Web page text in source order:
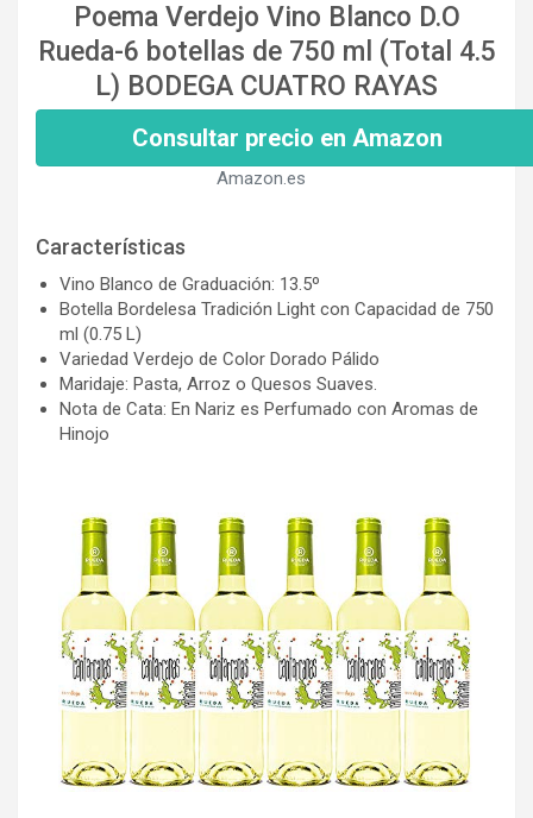
Poema Verdejo Vino Blanco D.O
Rueda-6 botellas de 750 ml (Total 4.5
L) BODEGA CUATRO RAYAS
Consultar precio en Amazon
Amazon.es
Características
Vino Blanco de Graduación: 13.5º
Botella Bordelesa Tradición Light con Capacidad de 750
ml (0.75 L)
Variedad Verdejo de Color Dorado Pálido
Maridaje: Pasta, Arroz o Quesos Suaves.
Nota de Cata: En Nariz es Perfumado con Aromas de
Hinojo